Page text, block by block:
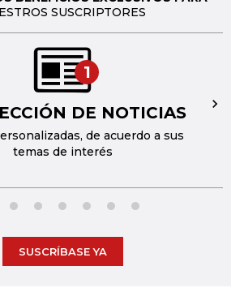
SUSCRIPTORES
1
DE NOTICIAS
de acuerdo a sus
temas de interés
→
SUSCRÍBASE YA